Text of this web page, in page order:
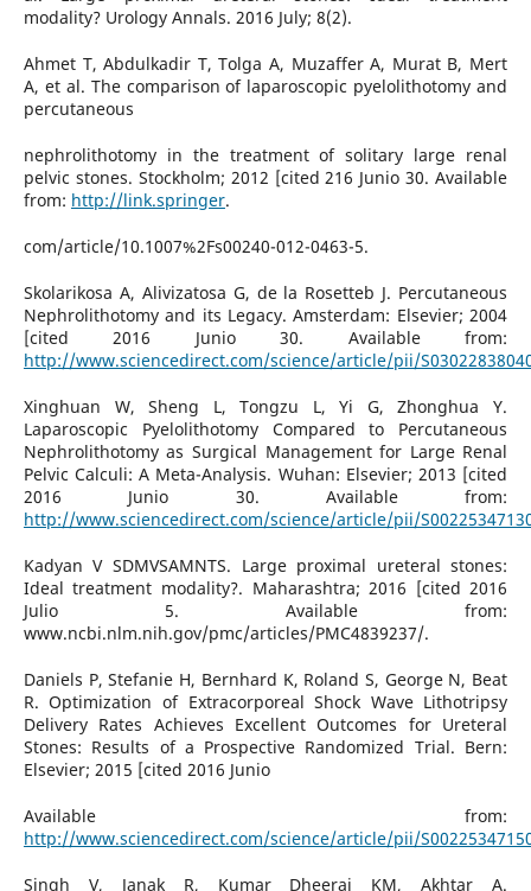
modality? Urology Annals. 2016 July; 8(2).
Ahmet T, Abdulkadir T, Tolga A, Muzaffer A, Murat B, Mert
A, et al. The comparison of laparoscopic pyelolithotomy and
percutaneous
nephrolithotomy in the treatment of solitary large renal
pelvic stones. Stockholm; 2012 [cited 216 Junio 30. Available
from: http://link.springer.
com/article/10.1007%2Fs00240-012-0463-5.
Skolarikosa A, Alivizatosa G, de la Rosetteb J. Percutaneous
Nephrolithotomy and its Legacy. Amsterdam: Elsevier; 2004
[cited 2016 Junio 30. Available from:
http://www.sciencedirect.com/science/article/pii/
Xinghuan W, Sheng L, Tongzu L, Yi G, Zhonghua Y.
Laparoscopic Pyelolithotomy Compared to Percutaneous
Nephrolithotomy as Surgical Management for Large Renal
Pelvic Calculi: A Meta-Analysis. Wuhan: Elsevier; 2013 [cited
2016 Junio 30. Available from:
http://www.sciencedirect.com/science/article/pii/
Kadyan V SDMVSAMNTS. Large proximal ureteral stones:
Ideal treatment modality?. Maharashtra; 2016 [cited 2016
Julio 5. Available from:
www.ncbi.nlm.nih.gov/pmc/articles/PMC4839237/.
Daniels P, Stefanie H, Bernhard K, Roland S, George N, Beat
R. Optimization of Extracorporeal Shock Wave Lithotripsy
Delivery Rates Achieves Excellent Outcomes for Ureteral
Stones: Results of a Prospective Randomized Trial. Bern:
Elsevier; 2015 [cited 2016 Junio
Available from:
http://www.sciencedirect.com/science/article/pii/
Singh V, Janak R, Kumar Dheeraj KM, Akhtar A.